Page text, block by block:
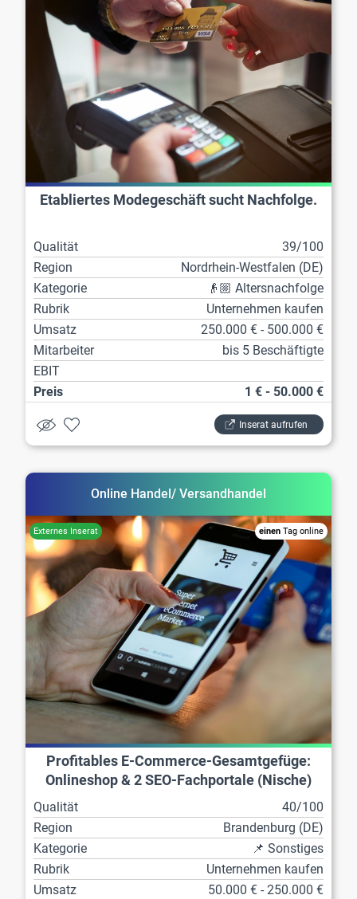
Etabliertes Modegeschäft sucht Nachfolge.
Qualität
39/100
Region
Nordrhein-Westfalen (DE)
Kategorie
👴🏼 Altersnachfolge
Rubrik
Unternehmen kaufen
Umsatz
250.000 € - 500.000 €
Mitarbeiter
bis 5 Beschäftigte
EBIT
Preis
1 € - 50.000 €
Inserat aufrufen
Online Handel/ Versandhandel
einen Tag online
Profitables E-Commerce-Gesamtgefüge:
Onlineshop & 2 SEO-Fachportale (Nische)
Qualität
40/100
Region
Brandenburg (DE)
Kategorie
📌 Sonstiges
Rubrik
Unternehmen kaufen
Umsatz
50.000 € - 250.000 €